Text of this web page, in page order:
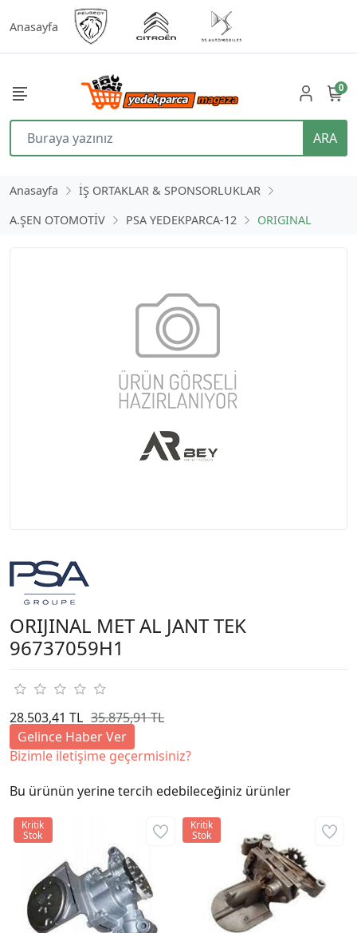
Anasayfa
ARA
0
Anasayfa
İŞ ORTAKLAR & SPONSORLUKLAR
A.ŞEN OTOMOTİV
PSA YEDEKPARCA-12 ORIGINAL
ORIJINAL MET AL JANT TEK
96737059H1
28.503,41 TL 35.875,91 TL
Gelince Haber Ver
Bizimle iletişime geçermisiniz?
Bu ürünün yerine tercih edebileceğiniz ürünler
Kritik
Stok
Kritik
Stok